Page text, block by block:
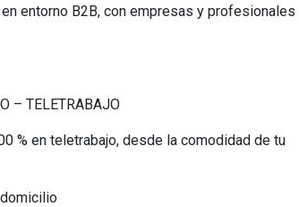
entorno B2B, con empresas y profesionales
– TELETRABAJO
% en teletrabajo, desde la comodidad de tu